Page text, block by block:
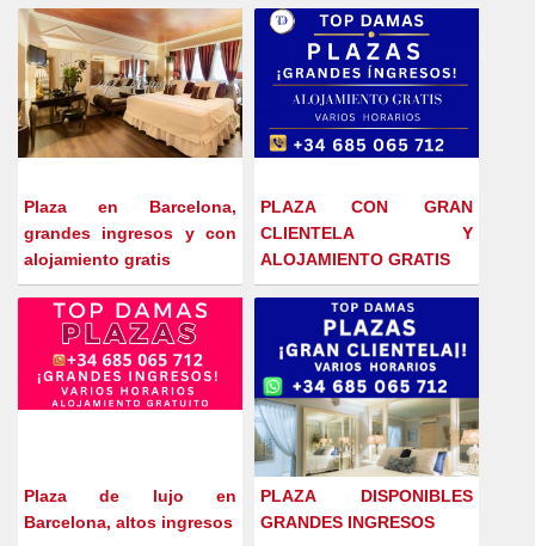
Plaza en Barcelona,
grandes ingresos y con
alojamiento gratis
PLAZA CON GRAN
CLIENTELA Y
ALOJAMIENTO GRATIS
Plaza de lujo en
Barcelona, altos ingresos
PLAZA DISPONIBLES
GRANDES INGRESOS